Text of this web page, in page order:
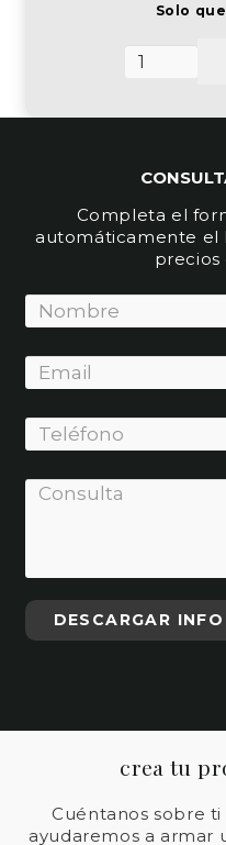
Solo
Singapur
cantidad
Completa el
automáticamente el
precios
crea tu
Cuéntanos sobre ti
ayudaremos a armar